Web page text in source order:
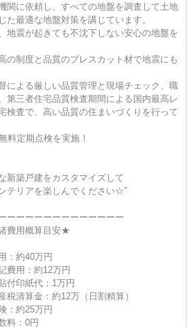
関に依頼し、すべての地盤を調査して土地
た最適な地盤対策を講じています。
地震が起きても不沈下しない安心の地盤を
の制度と品質のプレスカット材で地震にも
による厳しい品質管理と現場チェック、職
第三者住宅品質検査期間による国内最高レ
検査で、高い品質の住まいづくりを行って
料定期点検を実施！
新築戸建をカスタマイズして
テリアを楽しんでください☆”
ーーーーーーーーーーーーー
費用概算目安★
：約40万円
費用：約12万円
付印紙代：1万円
税清算金：約12万（日割精算）
：約25万円
料：0円